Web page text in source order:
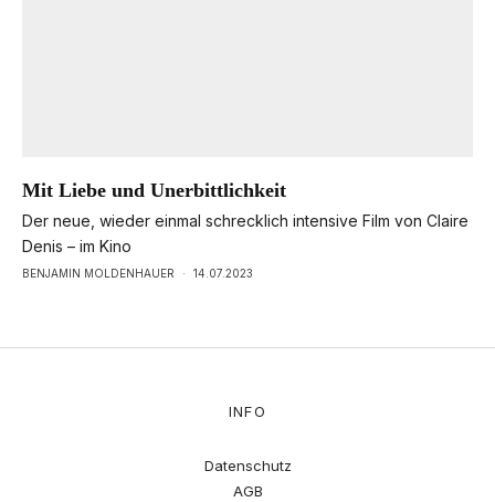
Mit Liebe und Unerbittlichkeit
Der neue, wieder einmal schrecklich intensive Film von Claire
Denis – im Kino
BENJAMIN MOLDENHAUER · 14.07.2023
INFO
Datenschutz
AGB